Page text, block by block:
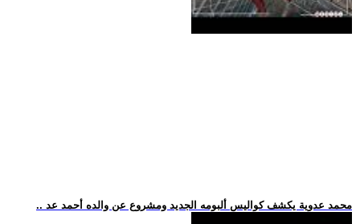
.. محمد عدوية يكشف كواليس ألبومه الجديد ومشروع عن والده أحمد عد